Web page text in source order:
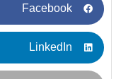
Facebook
LinkedIn